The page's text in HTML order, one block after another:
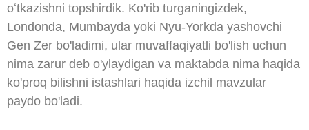
oʻtkazishni topshirdik. Ko'rib turganingizdek,
Londonda, Mumbayda yoki Nyu-Yorkda yashovchi
Gen Zer bo'ladimi, ular muvaffaqiyatli bo'lish uchun
nima zarur deb o'ylaydigan va maktabda nima haqida
ko'proq bilishni istashlari haqida izchil mavzular
paydo bo'ladi.